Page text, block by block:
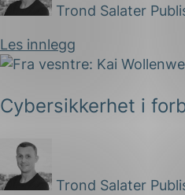
Trond Salater
Les innlegg
Cybersikkerhet i
Trond Salater